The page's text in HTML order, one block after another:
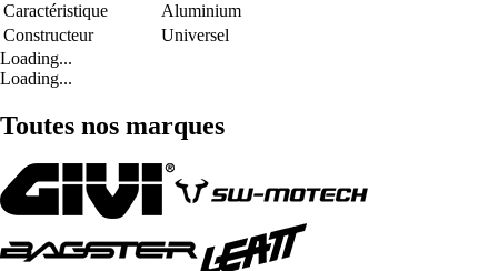
Caractéristique
Aluminium
Constructeur
Universel
Loading...
Loading...
Toutes nos marques